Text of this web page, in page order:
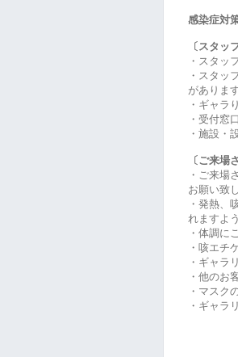
感染症対
〔スタッ
・スタッ
・スタッ
があります
・ギャラ
・受付窓
・施設・
〔ご来場
・ご来場
お願い致
・発熱、
れますよ
・体調に
・咳エチ
・ギャラ
・他のお
・マスク
・ギャラ